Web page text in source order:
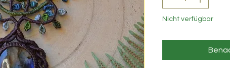
Nicht verfügbar